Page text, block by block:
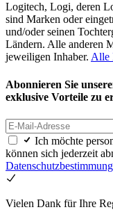
Logitech, Logi, deren
sind Marken oder
und/oder seinen
Ländern. Alle anderen
jeweiligen Inhaber. Alle
Abonnieren Sie
exklusive Vorteile zu
Ich möchte
können sich jederzeit
Vielen Dank für Ihre